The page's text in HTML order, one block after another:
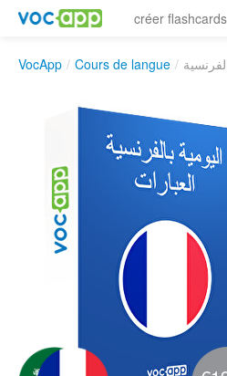
créer flashcards
VocApp / Cours de langue /